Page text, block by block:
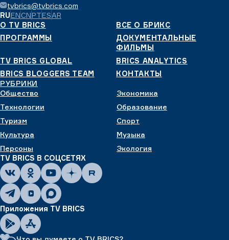
tvbrics@tvbrics.com
RUENCNPTESAR
О TV BRICS
ВСЕ О БРИКС
ПРОГРАММЫ
ДОКУМЕНТАЛЬНЫЕ
ФИЛЬМЫ
TV BRICS GLOBAL
BRICS ANALYTICS
BRICS BLOGGERS TEAM
КОНТАКТЫ
РУБРИКИ
Общество
Экономика
Технологии
Образование
Туризм
Спорт
Культура
Музыка
Персоны
Экология
TV BRICS В СОЦСЕТЯХ
Приложения TV BRICS